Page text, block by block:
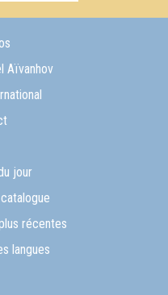
Aïvanhov
jour
récentes
langues